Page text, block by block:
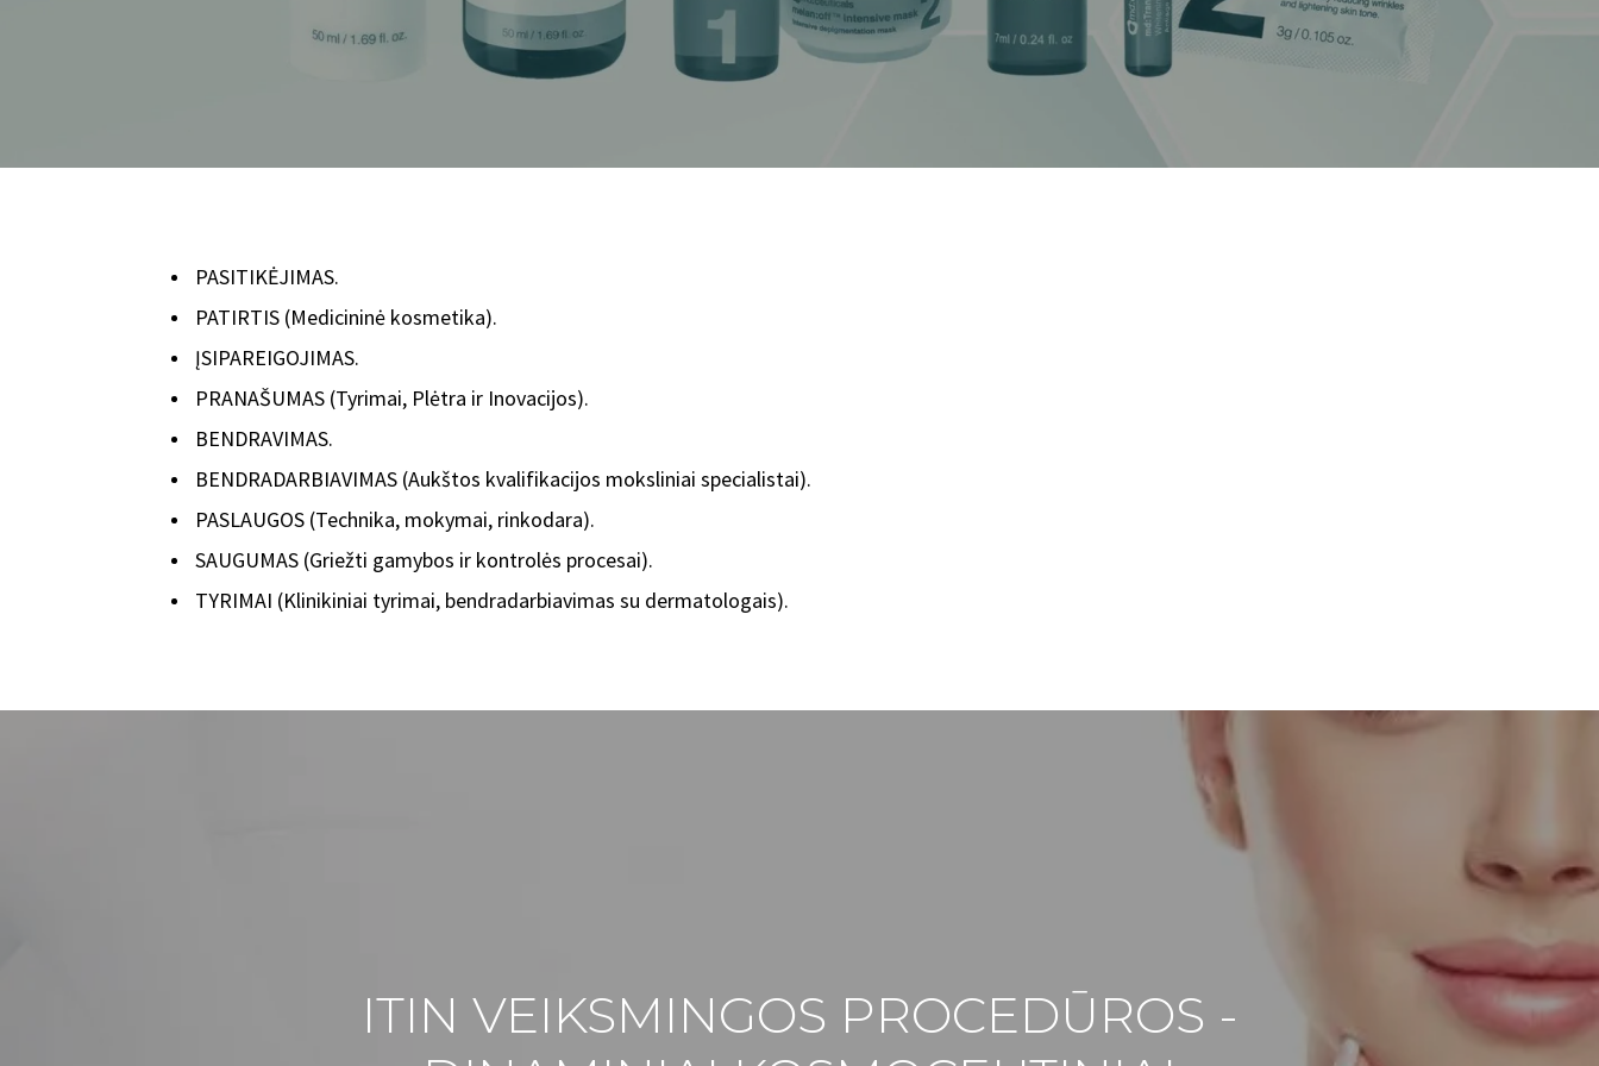
PASITIKĖJIMAS.
PATIRTIS (Medicininė kosmetika).
ĮSIPAREIGOJIMAS.
PRANAŠUMAS (Tyrimai, Plėtra ir Inovacijos).
BENDRAVIMAS.
BENDRADARBIAVIMAS (Aukštos kvalifikacijos moksliniai specialistai).
PASLAUGOS (Technika, mokymai, rinkodara).
SAUGUMAS (Griežti gamybos ir kontrolės procesai).
TYRIMAI (Klinikiniai tyrimai, bendradarbiavimas su dermatologais).
ITIN VEIKSMINGOS PROCEDŪROS -